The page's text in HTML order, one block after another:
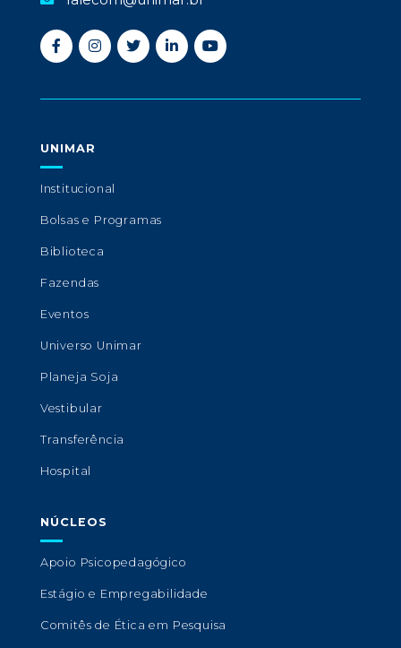
UNIMAR
Institucional
Bolsas e Programas
Biblioteca
Fazendas
Eventos
Universo Unimar
Planeja Soja
Vestibular
Transferência
Hospital
NÚCLEOS
Apoio Psicopedagógico
Estágio e Empregabilidade
Comitês de Ética em Pesquisa